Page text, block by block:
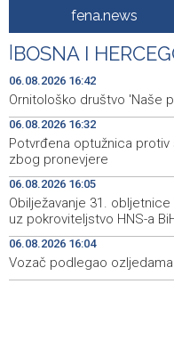
Srbija: Sindikat
temperaturama uđe u zakon
16:05
Obilježavanje 31.
Jajca uz pokroviteljstvo
Vozač podlegao
Tomislavgrada
15:51
Ukrajinski sud
ambasadoricu u SAD-u
15:51
Završeno je
okupilo mlade iz 73 zemlje
15:48
Toplotni val
štednje električne energije
fena.news
BOSNA I
06.08.2026 16:42
Ornitološko društvo 'Naše
06.08.2026 16:32
Potvrđena optužnica protiv
zbog pronevjere
06.08.2026 16:05
Obilježavanje 31.
uz pokroviteljstvo HNS-a
06.08.2026 16:04
Vozač podlegao